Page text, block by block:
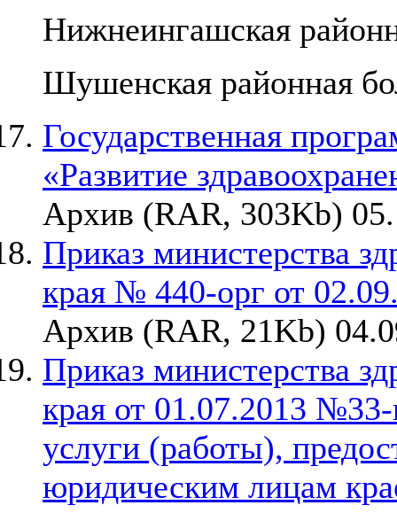
Нижнеингашская
Шушенская районная
Государственная
«Развитие
Архив (RAR, 303Kb)
Приказ министерства
края № 440-орг от
Архив (RAR, 21Kb)
Приказ министерства
края от 01.07.2013
услуги (работы),
юридическим лицам